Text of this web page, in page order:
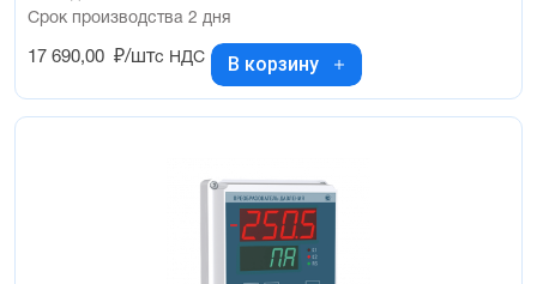
Срок производства 2 дня
17 690,00 ₽/штс НДС В корзину